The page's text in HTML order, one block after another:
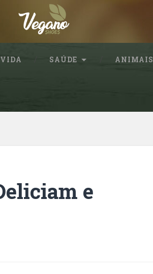
SAÚDE ANIMAIS
e